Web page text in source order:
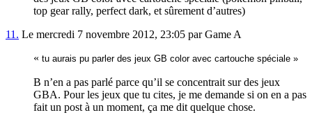
top gear rally, perfect dark, et sûrement d’autres)
11. Le mercredi 7 novembre 2012, 23:05 par Game A
« tu aurais pu parler des jeux GB color avec cartouche spéciale »
B n’en a pas parlé parce qu’il se concentrait sur des jeux
GBA. Pour les jeux que tu cites, je me demande si on en a pas
fait un post à un moment, ça me dit quelque chose.